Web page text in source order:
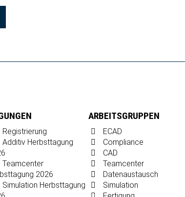
Registrierung
Additiv Herbsttagung
Teamcenter
2026
Simulation Herbsttagung
ARBEITSGRUPPEN
ECAD
Compliance
CAD
Teamcenter
Datenaustausch
Simulation